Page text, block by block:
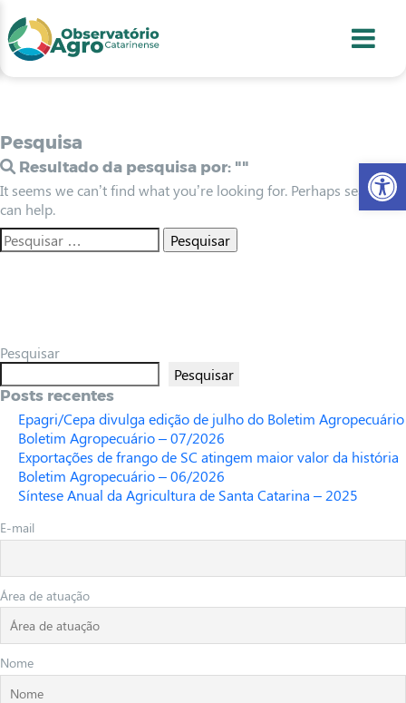
2
3
4
Pesquisa
Resultado da pesquisa por: ""
It seems we can’t find what you’re looking for. Perhaps searching
can help.
Pesquisar
Pesquisar
Posts recentes
Epagri/Cepa divulga edição de julho do Boletim Agropecuário
Boletim Agropecuário – 07/2026
Exportações de frango de SC atingem maior valor da história
Boletim Agropecuário – 06/2026
Síntese Anual da Agricultura de Santa Catarina – 2025
E-mail
Área de atuação
Nome